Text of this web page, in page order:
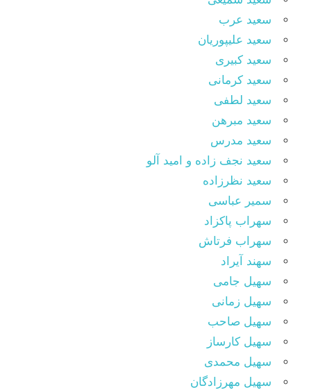
سعید عرب
سعید علیپوریان
سعید کبیری
سعید کرمانی
سعید لطفی
سعید مبرهن
سعید مدرس
سعید نجف زاده و امید آلو
سعید نظرزاده
سمیر عباسی
سهراب پاکزاد
سهراب فرتاش
سهند آیراد
سهیل جامی
سهیل زمانی
سهیل صاحب
سهیل کارساز
سهیل محمدی
سهیل مهرزادگان